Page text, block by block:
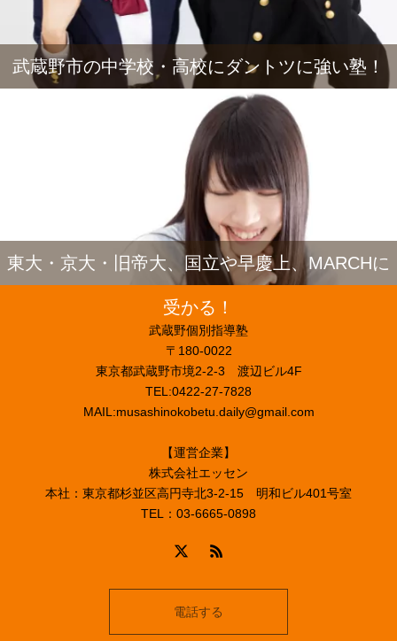
武蔵野市の中学校・高校にダントツに強い塾！
東大・京大・旧帝大、国立や早慶上、MARCHに
受かる！
武蔵野個別指導塾
〒180-0022
東京都武蔵野市境2-2-3 渡辺ビル4F
TEL:0422-27-7828
MAIL:musashinokobetu.daily@gmail.com
【運営企業】
株式会社エッセン
本社：東京都杉並区高円寺北3-2-15 明和ビル401号室
TEL：03-6665-0898
電話する